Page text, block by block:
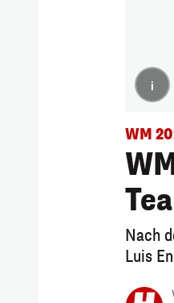
i
WM
Nach
Luis